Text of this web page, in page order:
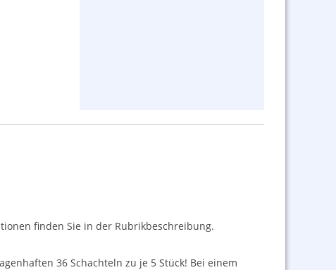
finden Sie in der Rubrikbeschreibung.
36 Schachteln zu je 5 Stück! Bei einem